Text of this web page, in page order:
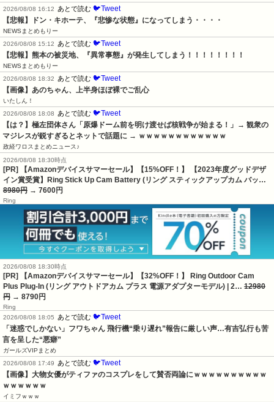
2026/08/08 16:12
あとで読む 🐦Tweet
【悲報】ドン・キホーテ、『悲惨な状態』になってしまう・・・・
NEWSまとめもりー
2026/08/08 15:12
あとで読む 🐦Tweet
【悲報】熊本の被災地、『異常事態』が発生してしまう！！！！！！！！
NEWSまとめもりー
2026/08/08 18:32
あとで読む 🐦Tweet
【画像】あのちゃん、上半身ほぼ裸でご乱心
いたしん！
2026/08/08 18:08
あとで読む 🐦Tweet
【は？】極左団体さん「原爆ドーム前を明け渡せば核戦争が始まる！」→ 観衆の
マジレスが鋭すぎるとネットで話題に → ｗｗｗｗｗｗｗｗｗｗｗｗ
政経ワロスまとめニュース♪
2026/08/08 18:30時点
[PR] 【Amazonデバイスサマーセール】【15%OFF！】 【2023年度グッドデザ
イン賞受賞】Ring Stick Up Cam Battery (リング スティックアップカム バッ…
8980円 → 7600円
Ring
2026/08/08 18:30時点
[PR] 【Amazonデバイスサマーセール】【32%OFF！】 Ring Outdoor Cam
Plus Plug-In (リング アウトドアカム プラス 電源アダプターモデル) | 2… 12980
円 → 8790円
Ring
2026/08/08 18:05
あとで読む 🐦Tweet
「迷惑でしかない」フワちゃん 飛行機“乗り遅れ”報告に厳しい声…有吉弘行も苦
言を呈した“悪癖”
ガールズVIPまとめ
2026/08/08 17:49
あとで読む 🐦Tweet
【画像】大物女優がティファのコスプレをして賛否両論にｗｗｗｗｗｗｗｗｗｗ
ｗｗｗｗｗｗ
イミフｗｗｗ